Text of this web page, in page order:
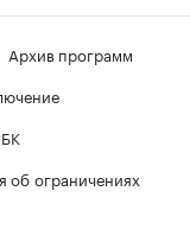
Архив программ
об ограничениях